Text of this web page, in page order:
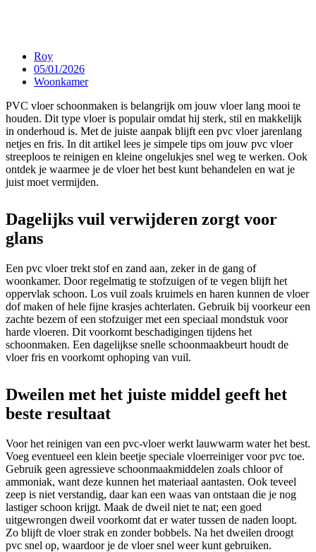
Roy
05/01/2026
Woonkamer
PVC vloer schoonmaken is belangrijk om jouw vloer lang mooi te
houden. Dit type vloer is populair omdat hij sterk, stil en makkelijk
in onderhoud is. Met de juiste aanpak blijft een pvc vloer jarenlang
netjes en fris. In dit artikel lees je simpele tips om jouw pvc vloer
streeploos te reinigen en kleine ongelukjes snel weg te werken. Ook
ontdek je waarmee je de vloer het best kunt behandelen en wat je
juist moet vermijden.
Dagelijks vuil verwijderen zorgt voor
glans
Een pvc vloer trekt stof en zand aan, zeker in de gang of
woonkamer. Door regelmatig te stofzuigen of te vegen blijft het
oppervlak schoon. Los vuil zoals kruimels en haren kunnen de vloer
dof maken of hele fijne krasjes achterlaten. Gebruik bij voorkeur een
zachte bezem of een stofzuiger met een speciaal mondstuk voor
harde vloeren. Dit voorkomt beschadigingen tijdens het
schoonmaken. Een dagelijkse snelle schoonmaakbeurt houdt de
vloer fris en voorkomt ophoping van vuil.
Dweilen met het juiste middel geeft het
beste resultaat
Voor het reinigen van een pvc-vloer werkt lauwwarm water het best.
Voeg eventueel een klein beetje speciale vloerreiniger voor pvc toe.
Gebruik geen agressieve schoonmaakmiddelen zoals chloor of
ammoniak, want deze kunnen het materiaal aantasten. Ook teveel
zeep is niet verstandig, daar kan een waas van ontstaan die je nog
lastiger schoon krijgt. Maak de dweil niet te nat; een goed
uitgewrongen dweil voorkomt dat er water tussen de naden loopt.
Zo blijft de vloer strak en zonder bobbels. Na het dweilen droogt
pvc snel op, waardoor je de vloer snel weer kunt gebruiken.